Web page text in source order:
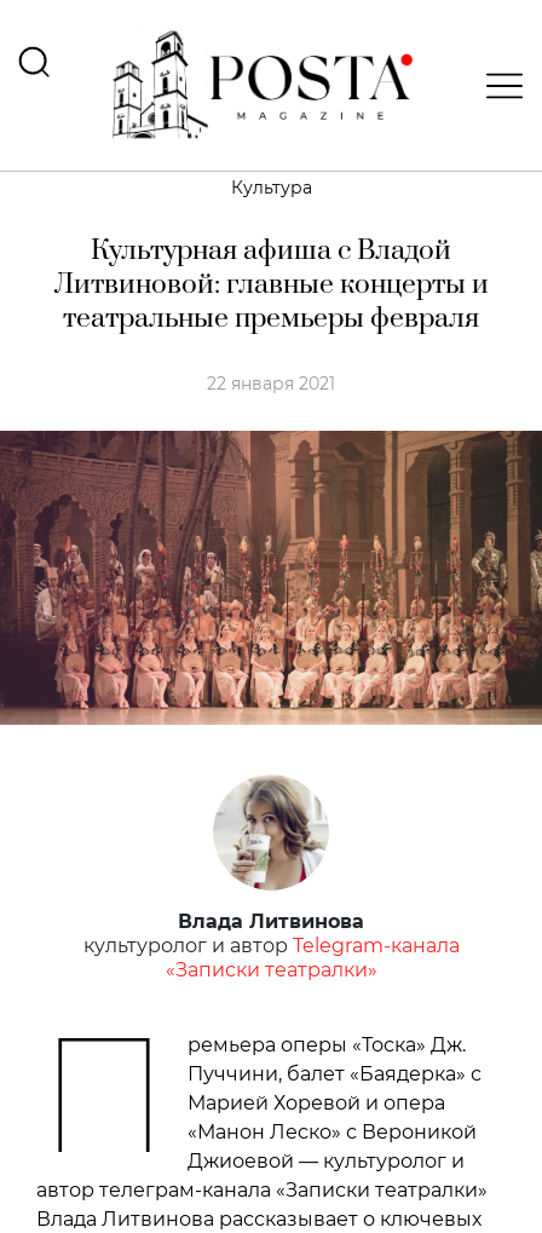
Культура
Культурная афиша с Владой
Литвиновой: главные концерты и
театральные премьеры февраля
22 января 2021
Влада Литвинова
культуролог и автор Telegram-канала
«Записки театралки»
П
ремьера оперы «Тоска» Дж.
Пуччини, балет «Баядерка» с
Марией Хоревой и опера
«Манон Леско» с Вероникой
Джиоевой — культуролог и
автор телеграм-канала «Записки театралки»
Влада Литвинова рассказывает о ключевых